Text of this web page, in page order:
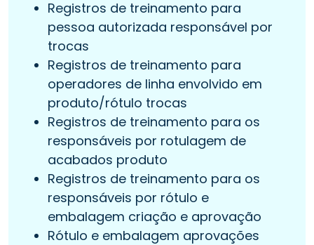
Registros de treinamento para
pessoa autorizada responsável por
trocas
Registros de treinamento para
operadores de linha envolvido em
produto/rótulo trocas
Registros de treinamento para os
responsáveis por rotulagem de
acabados produto
Registros de treinamento para os
responsáveis por rótulo e
embalagem criação e aprovação
Rótulo e embalagem aprovações